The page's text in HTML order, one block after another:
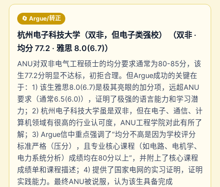
🔄 Argue/转正
杭州电子科技大学（双非，但电子类强校） （双非 ·
均分 77.2 · 雅思 8.0(6.7)）
ANU对双非电气工程硕士的均分要求通常为80-85分，该
生77.2分明显不达标，初拒合理。但Argue成功的关键在
于：1) 该生雅思8.0(6.7)是极其亮眼的加分项，远超ANU
要求（通常6.5(6.0)），证明了极强的语言能力和学习潜
力；2) 杭州电子科技大学虽是双非，但在电子、通信、计
算机领域有很高的行业认可度，ANU工程学院对此有所了
解；3) Argue信中重点强调了“均分不高是因为学校评分
标准严格（压分），且专业核心课程（如电路、电机学、
电力系统分析）成绩均在80分以上”，并附上了核心课程
成绩单和课程描述；4) 提供了国家电网的实习证明，证明
实践能力。最终ANU被说服，认为该生具备完成